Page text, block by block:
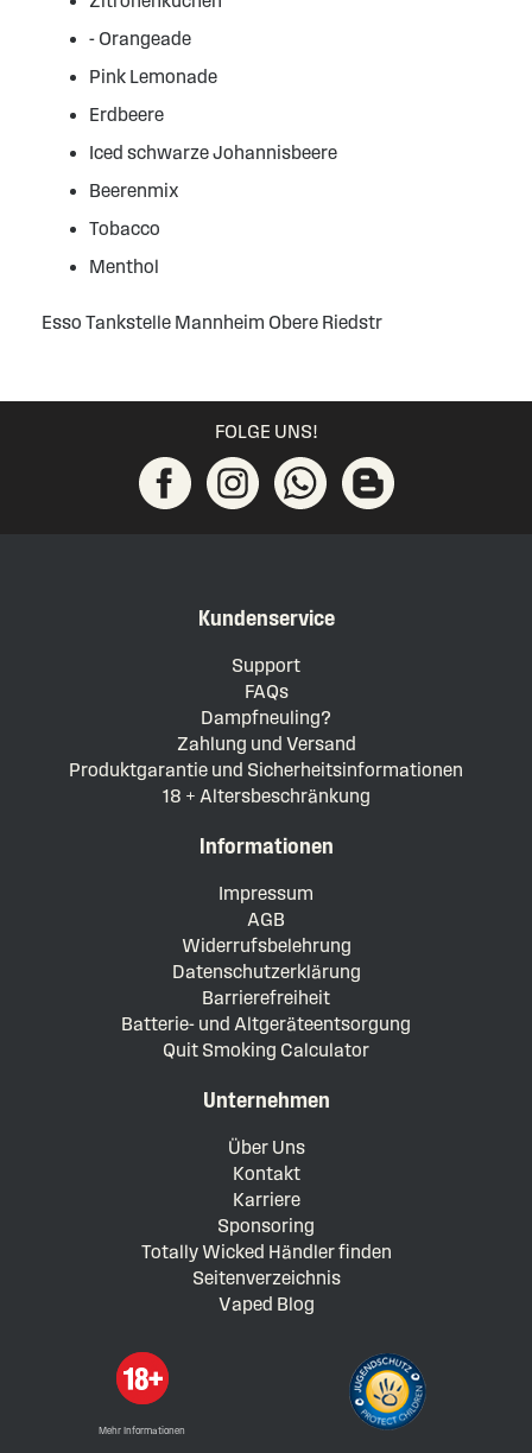
- Orangeade
Pink Lemonade
Erdbeere
Iced schwarze Johannisbeere
Beerenmix
Tobacco
Menthol
Esso Tankstelle Mannheim Obere Riedstr
FOLGE UNS!
Kundenservice
Support
FAQs
Dampfneuling?
Zahlung und Versand
Produktgarantie und Sicherheitsinformationen
18 + Altersbeschränkung
Informationen
Impressum
AGB
Widerrufsbelehrung
Datenschutzerklärung
Barrierefreiheit
Batterie- und Altgeräteentsorgung
Quit Smoking Calculator
Unternehmen
Über Uns
Kontakt
Karriere
Sponsoring
Totally Wicked Händler finden
Seitenverzeichnis
Vaped Blog
Mehr Informationen